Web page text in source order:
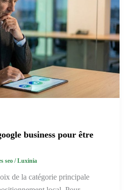
business pour être
seo/ Luxinia
de la catégorie principale